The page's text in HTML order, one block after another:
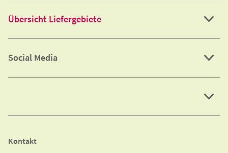
Übersicht Liefergebiete
Social Media
Kontakt